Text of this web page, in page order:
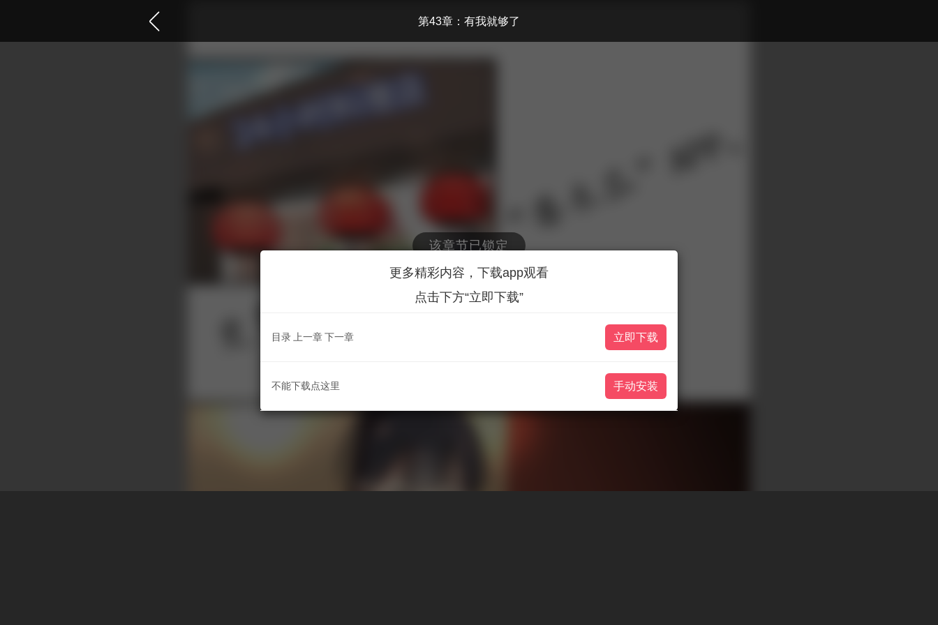
第43章：有我就够了
该章节已锁定
更多精彩内容，下载app观看
点击下方“立即下载”
目录上一章下一章 立即下载
不能下载点这里 手动安装